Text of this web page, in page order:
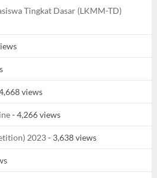
Tingkat Dasar (LKMM-TD)
views
- 4,266 views
2023- 3,638 views